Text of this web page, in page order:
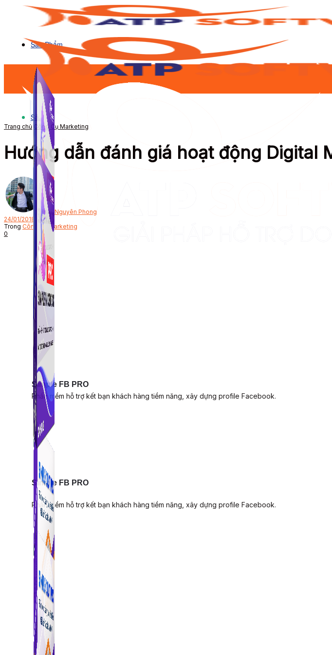
Sản Phẩm
Simple FB PRO
Phần mềm hỗ trợ kết bạn khách hàng tiềm năng, xây dựng profile Facebook.
Sản Phẩm
Simple FB PRO
Phần mềm hỗ trợ kết bạn khách hàng tiềm năng, xây dựng profile Facebook.
Trang chủ Công Cụ Marketing
Hướng dẫn đánh giá hoạt động Digital
Bởi
Nguyên Phong
24/01/2018
Trong Công Cụ Marketing
0